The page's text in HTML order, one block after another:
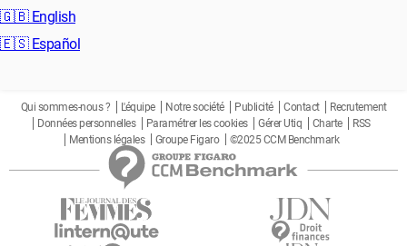
🇬🇧 English
🇪🇸 Español
Qui sommes-nous ? L'équipe Notre société Publicité Contact
Recrutement
Données personnelles
Paramétrer les cookies Gérer Utiq Charte
RSS
Mentions légales
Groupe Figaro ©2025 CCM Benchmark